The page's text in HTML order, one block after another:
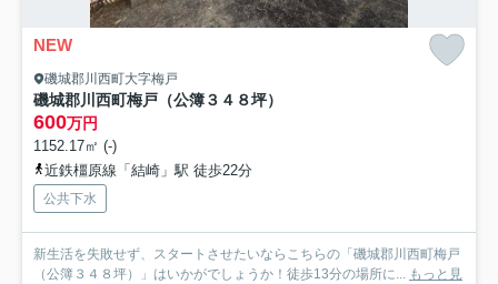
NEW
磯城郡川西町大字梅戸
磯城郡川西町梅戸（公簿３４８坪）
600万円
1152.17㎡ (-)
近鉄橿原線「結崎」駅 徒歩22分
公共下水
新生活を失敗せず、スタートさせたいならこちらの「磯城郡川西町梅戸
（公簿３４８坪）」はいかがでしょうか！徒歩13分の場所に... もっと見